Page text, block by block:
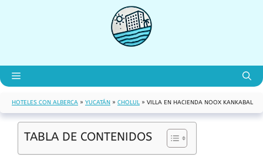
Menú
HOTELES CON ALBERCA » YUCATÁN » CHOLUL » VILLA EN HACIENDA NOOX KANKABAL
TABLA DE CONTENIDOS